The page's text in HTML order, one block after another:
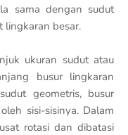
sama dengan sudut
lingkaran besar.
ukuran sudut atau
busur lingkaran
geometris, busur
sisi-sisinya. Dalam
rotasi dan dibatasi